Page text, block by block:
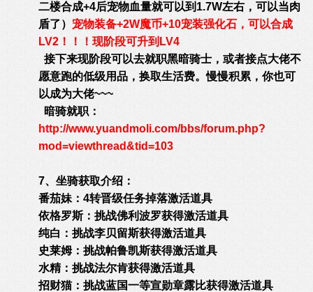
二楼合成+4后宠物血量就可以到1.7W左右，可以当肉
盾了） 宠物装备+2W魔币+10宠装强化石，可以合成
LV2！！！现阶段可升到LV4
接下来现阶段可以去就职黑暗骑士，或者接点大佬不
愿意跑的低级用品，换取生活费。慢慢积累，你也可
以成为大佬~~~
暗骑就职：
http://www.yuandmoli.com/bbs/forum.php?
mod=viewthread&tid=103
7、坐骑获取介绍：
番茄妹：4转晋级任务掉落激活道具
依格罗斯：挑战佛利波罗获得激活道具
纯白：挑战李贝留斯获得激活道具
史莱姆：挑战帕鲁凯斯获得激活道具
水精：挑战法尔肯获得激活道具
招财猫：挑战蓝国一等宣勋章露比获得激活道具